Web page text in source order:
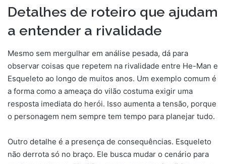
Detalhes de roteiro que ajudam
a entender a rivalidade
Mesmo sem mergulhar em análise pesada, dá para
observar coisas que repetem na rivalidade entre He-Man e
Esqueleto ao longo de muitos anos. Um exemplo comum é
a forma como a ameaça do vilão costuma exigir uma
resposta imediata do herói. Isso aumenta a tensão, porque
o personagem nem sempre tem tempo para planejar tudo.
Outro detalhe é a presença de consequências. Esqueleto
não derrota só no braço. Ele busca mudar o cenário para